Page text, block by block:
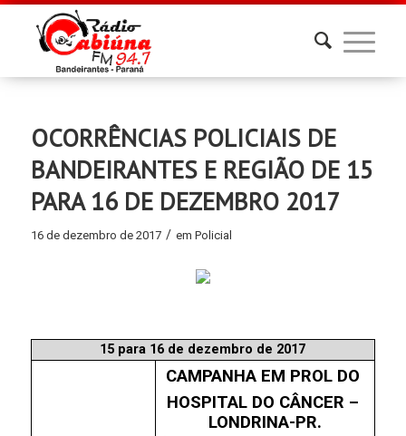
OCORRÊNCIAS POLICIAIS DE
BANDEIRANTES E REGIÃO DE 15
PARA 16 DE DEZEMBRO 2017
16 de dezembro de 2017 / em Policial
15 para 16 de dezembro de 2017
CAMPANHA EM PROL DO
HOSPITAL DO CÂNCER –
LONDRINA-PR.